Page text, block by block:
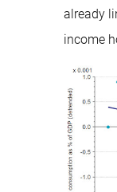
already
income